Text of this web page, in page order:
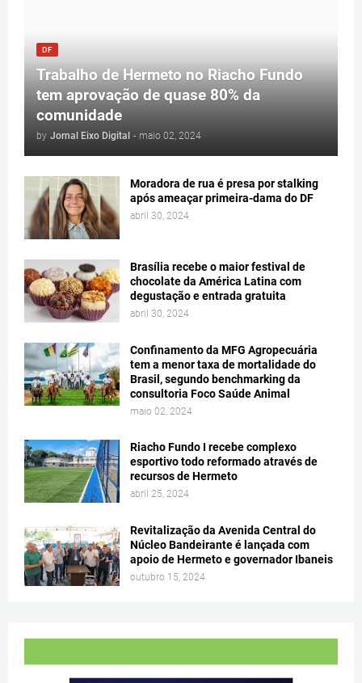
DF
Trabalho de Hermeto no Riacho Fundo
tem aprovação de quase 80% da
comunidade
by Jornal Eixo Digital - maio 02, 2024
Moradora de rua é presa por stalking
após ameaçar primeira-dama do DF
abril 30, 2024
Brasília recebe o maior festival de
chocolate da América Latina com
degustação e entrada gratuita
abril 30, 2024
Confinamento da MFG Agropecuária
tem a menor taxa de mortalidade do
Brasil, segundo benchmarking da
consultoria Foco Saúde Animal
maio 02, 2024
Riacho Fundo I recebe complexo
esportivo todo reformado através de
recursos de Hermeto
abril 25, 2024
Revitalização da Avenida Central do
Núcleo Bandeirante é lançada com
apoio de Hermeto e governador Ibaneis
outubro 15, 2024